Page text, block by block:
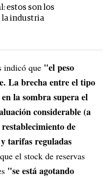
estos son los
la industria
indicó que "el peso
La brecha entre el tipo
la sombra supera el
considerable (a
de
tarifas reguladas
el stock de reservas
"se está agotando